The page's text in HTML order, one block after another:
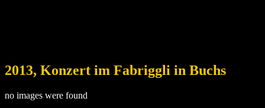
2013, Konzert im Fabriggli in Buchs
no images were found